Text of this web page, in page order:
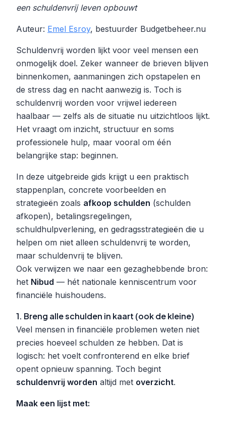
een schuldenvrij leven opbouwt
Auteur: Emel Esroy, bestuurder Budgetbeheer.nu
Schuldenvrij worden lijkt voor veel mensen een
onmogelijk doel. Zeker wanneer de brieven blijven
binnenkomen, aanmaningen zich opstapelen en
de stress dag en nacht aanwezig is. Toch is
schuldenvrij worden voor vrijwel iedereen
haalbaar — zelfs als de situatie nu uitzichtloos lijkt.
Het vraagt om inzicht, structuur en soms
professionele hulp, maar vooral om één
belangrijke stap: beginnen.
In deze uitgebreide gids krijgt u een praktisch
stappenplan, concrete voorbeelden en
strategieën zoals afkoop schulden (schulden
afkopen), betalingsregelingen,
schuldhulpverlening, en gedragsstrategieën die u
helpen om niet alleen schuldenvrij te worden,
maar schuldenvrij te blijven.
Ook verwijzen we naar een gezaghebbende bron:
het Nibud — hét nationale kenniscentrum voor
financiële huishoudens.
1. Breng alle schulden in kaart (ook de kleine)
Veel mensen in financiële problemen weten niet
precies hoeveel schulden ze hebben. Dat is
logisch: het voelt confronterend en elke brief
opent opnieuw spanning. Toch begint
schuldenvrij worden altijd met overzicht.
Maak een lijst met: